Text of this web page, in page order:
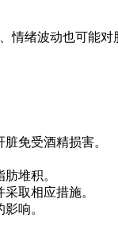
情绪波动也可能
免受酒精损害。
堆积。
取相应措施。
响。